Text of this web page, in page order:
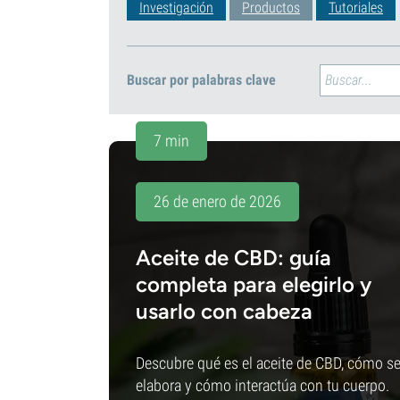
Investigación Productos Tutoriales
Buscar por palabras clave
7 min
26 de enero de 2026
Aceite de CBD: guía
completa para elegirlo y
usarlo con cabeza
Descubre qué es el aceite de CBD, cómo se
elabora y cómo interactúa con tu cuerpo.